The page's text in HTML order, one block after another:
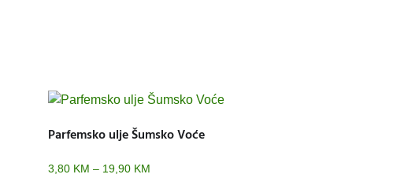
Parfemsko ulje Šumsko Voće
3,80 KM – 19,90 KM